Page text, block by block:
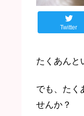
Twitter
たくあんと
でも、たく
せんか？